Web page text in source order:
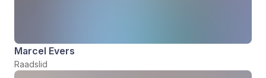
Marcel Evers
Raadslid